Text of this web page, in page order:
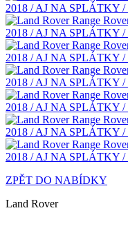
ZPĚT DO NABÍDKY
Land Rover